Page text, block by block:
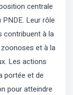
centrale
Leur rôle
contribuent à la
et à la
Les actions
portée et de
pour atteindre